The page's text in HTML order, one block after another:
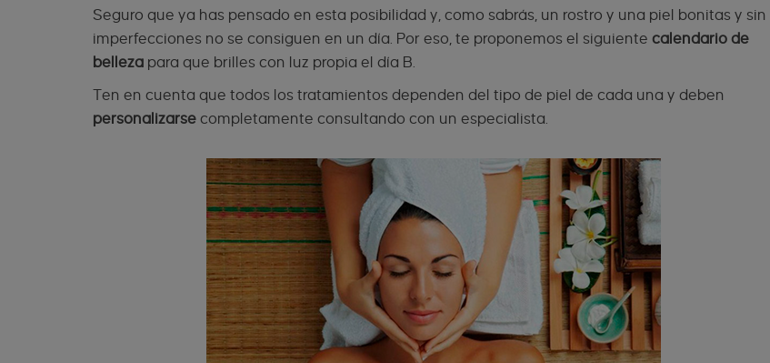
Seguro que ya has pensado en esta posibilidad y, como sabrás, un rostro y una piel bonitas y sin
imperfecciones no se consiguen en un día. Por eso, te proponemos el siguiente calendario de
belleza para que brilles con luz propia el día B.
Ten en cuenta que todos los tratamientos dependen del tipo de piel de cada una y deben
personalizarse completamente consultando con un especialista.